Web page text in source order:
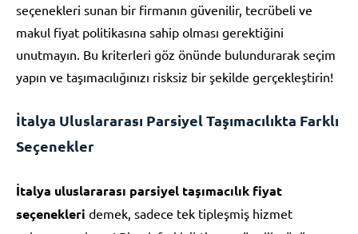
seçenekleri sunan bir firmanın güvenilir, tecrübeli ve
makul fiyat politikasına sahip olması gerektiğini
unutmayın. Bu kriterleri göz önünde bulundurarak seçim
yapın ve taşımacılığınızı risksiz bir şekilde gerçekleştirin!
İtalya Uluslararası Parsiyel Taşımacılıkta Farklı
Seçenekler
İtalya uluslararası parsiyel taşımacılık fiyat
seçenekleri demek, sadece tek tipleşmiş hizmet